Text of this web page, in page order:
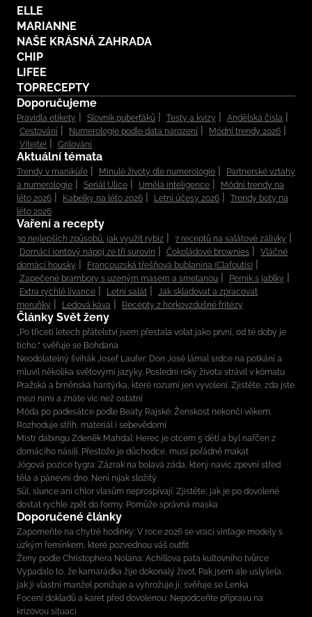
ELLE
MARIANNE
NAŠE KRÁSNÁ ZAHRADA
CHIP
LIFEE
TOPRECEPTY
Doporučujeme
Pravidla etikety Slovník puberťáků Testy a kvízy
Andělská čísla
Cestování
Numerologie podle data narození
Módní trendy 2026
Vítejte!
Grilování
Aktuální témata
Trendy v manikúře Minulé životy dle numerologie
Partnerské vztahy
a numerologie
Seriál Ulice Umělá inteligence
Módní trendy na
léto 2026
Kabelky na léto 2026 Letní účesy 2026
Trendy boty na
léto 2026
Vaření a recepty
30 nejlepších způsobů, jak využít rybíz
7 receptů na salátové zálivky
Domácí iontový nápoj ze tří surovin
Čokoládové brownies
Vláčné
domácí housky
Francouzská třešňová bublanina (Clafoutis)
Zapečené brambory s uzeným masem a smetanou
Perník s jablky
Extra rychlé lívance
Letní salát
Jak skladovat a zpracovat
meruňky
Ledová káva Recepty z horkovzdušné fritézy
Články Svět ženy
„Po třiceti letech přátelství jsem přestala volat jako první, od té doby je
ticho,“ svěřuje se Bohdana
Neodolatelný švihák Josef Laufer: Don José lámal srdce na potkání a
mluvil několika světovými jazyky. Poslední roky života strávil v kómatu
Pražská a brněnská hantýrka, které rozumí jen vyvolení. Zjistěte, zda jste
mezi nimi a znáte víc než ostatní
Móda po padesátce podle Beaty Rajské: Ženskost nekončí věkem.
Rozhoduje střih, materiál i sebevědomí
Mistr dabingu Zdeněk Mahdal: Herec je otcem 5 dětí a byl nařčen z
domácího násilí. Přestože je důchodce, musí pořádně makat
Jógová pozice tygra: Zázrak na bolavá záda, který navíc zpevní střed
těla a pánevní dno. Není nijak složitý
Sůl, slunce ani chlor vlasům neprospívají: Zjistěte, jak je po dovolené
dostat rychle zpět do formy. Pomůže správná maska
Doporučené články
Zapomeňte na chytré hodinky: V roce 2026 se vrací vintage modely s
úzkým řemínkem, které pozvednou váš outfit
Ženy podle Christophera Nolana: Achillova pata kultovního tvůrce
Vypadalo to, že kamarádka žije dokonalý život. Pak jsem ale uslyšela,
jak ji vlastní manžel ponižuje a vyhrožuje jí, svěřuje se Lenka
Focení dokladů a karet před dovolenou: Nepodceňte přípravu na
krizovou situaci